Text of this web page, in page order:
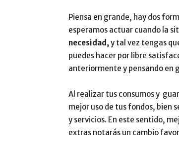
Piensa en grande, hay dos
esperamos actuar cuando la
necesidad,y tal vez tengas
puedes hacer por libre
anteriormente y pensando en
Al realizar tus consumos y
mejor uso de tus fondos, bien
y servicios. En este sentido,
extras notarás un cambio